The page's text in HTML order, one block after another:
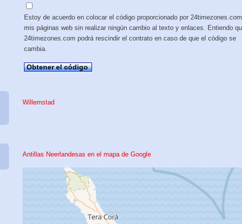
Estoy de acuerdo en colocar el código proporcionado por
mis páginas web sin realizar ningún cambio al texto y enlaces. Entiendo
24timezones.com podrá rescindir el contrato en caso de que el código se
cambia.
Obtener el código
Willemstad
Antillas Neerlandesas en el mapa de Google